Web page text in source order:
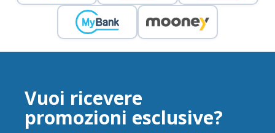
Vuoi ricevere
promozioni esclusive?